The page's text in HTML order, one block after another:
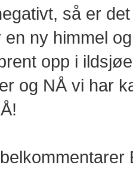
så er
ny himmel
opp i
og NÅ vi har